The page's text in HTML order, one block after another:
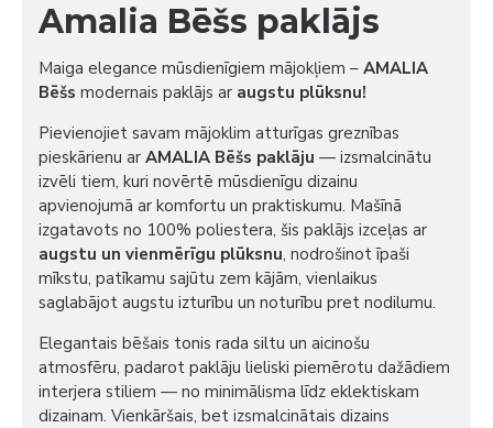
Amalia Bēšs paklājs
Maiga elegance mūsdienīgiem mājokļiem – AMALIA
Bēšs modernais paklājs ar augstu plūksnu!
Pievienojiet savam mājoklim atturīgas greznības
pieskārienu ar AMALIA Bēšs paklāju — izsmalcinātu
izvēli tiem, kuri novērtē mūsdienīgu dizainu
apvienojumā ar komfortu un praktiskumu. Mašīnā
izgatavots no 100% poliestera, šis paklājs izceļas ar
augstu un vienmērīgu plūksnu, nodrošinot īpaši
mīkstu, patīkamu sajūtu zem kājām, vienlaikus
saglabājot augstu izturību un noturību pret nodilumu.
Elegantais bēšais tonis rada siltu un aicinošu
atmosfēru, padarot paklāju lieliski piemērotu dažādiem
interjera stiliem — no minimālisma līdz eklektiskam
dizainam. Vienkāršais, bet izsmalcinātais dizains